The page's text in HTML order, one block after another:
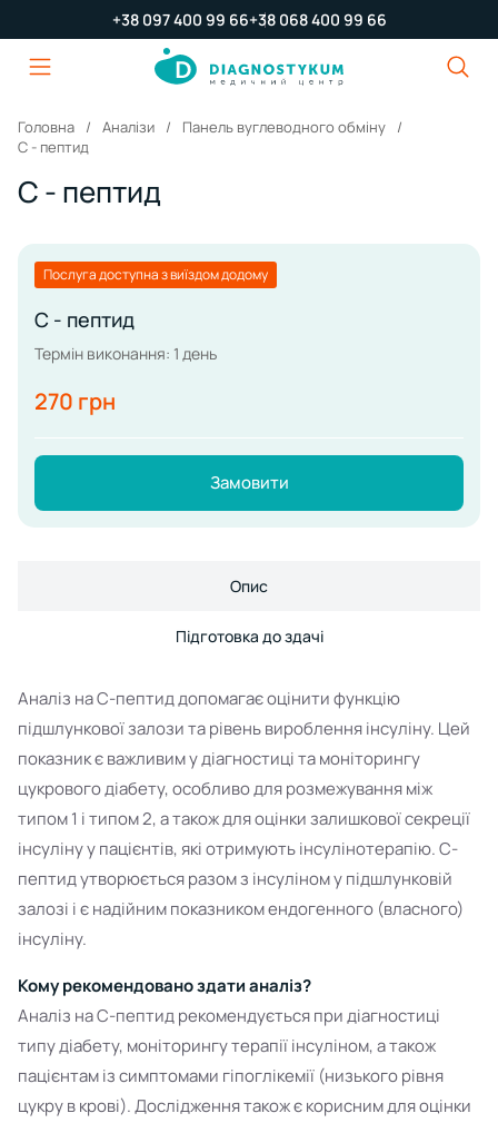
+38 097 400 99 66+38 068 400 99 66
Головна Аналізи
Панель вуглеводного обміну
С - пептид
С - пептид
Послуга доступна з виїздом додому
С - пептид
Термін виконання: 1 день
270 грн
Замовити
Опис
Підготовка до здачі
Аналіз на С-пептид допомагає оцінити функцію
підшлункової залози та рівень вироблення інсуліну. Цей
показник є важливим у діагностиці та моніторингу
цукрового діабету, особливо для розмежування між
типом 1 і типом 2, а також для оцінки залишкової секреції
інсуліну у пацієнтів, які отримують інсулінотерапію. С-
пептид утворюється разом з інсуліном у підшлунковій
залозі і є надійним показником ендогенного (власного)
інсуліну.
Кому рекомендовано здати аналіз?
Аналіз на С-пептид рекомендується при діагностиці
типу діабету, моніторингу терапії інсуліном, а також
пацієнтам із симптомами гіпоглікемії (низького рівня
цукру в крові). Дослідження також є корисним для оцінки